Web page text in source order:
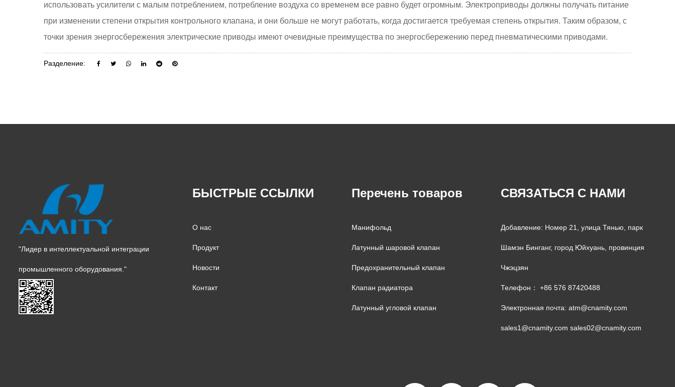
использовать усилители с малым потреблением, потребление воздуха со временем все равно будет огромным. Электроприводы должны получать питание
при изменении степени открытия контрольного клапана, и они больше не могут работать, когда достигается требуемая степень открытия. Таким образом, с
точки зрения энергосбережения электрические приводы имеют очевидные преимущества по энергосбережению перед пневматическими приводами.
Разделение:
"Лидер в интеллектуальной интеграции
промышленного оборудования."
БЫСТРЫЕ ССЫЛКИ
О нас
Продукт
Новости
Контакт
Перечень товаров
Манифольд
Латунный шаровой клапан
Предохранительный клапан
Клапан радиатора
Латунный угловой клапан
СВЯЗАТЬСЯ С НАМИ
Добавление: Номер 21, улица Тянью, парк
Шамэн Бинганг, город Юйхуань, провинция
Чжэцзян
Телефон： +86 576 87420488
Электронная почта: atm@cnamity.com
sales1@cnamity.com sales02@cnamity.com